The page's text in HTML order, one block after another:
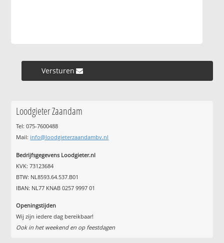
Versturen »
Loodgieter Zaandam
Tel: 075-7600488
Mail: info@loodgieterzaandambv.nl
Bedrijfsgegevens Loodgieter.nl
KVK: 73123684
BTW: NL8593.64.537.B01
IBAN: NL77 KNAB 0257 9997 01
Openingstijden
Wij zijn iedere dag bereikbaar!
Ook in het weekend en op feestdagen